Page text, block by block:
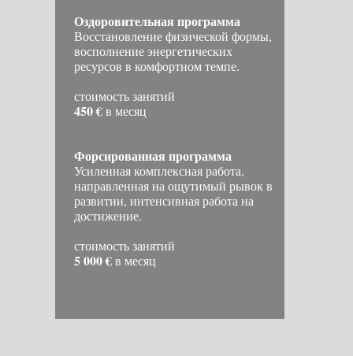
Оздоровительная программа
Восстановление физической формы,
восполнение энергетических
ресурсов в комфортном темпе.
стоимость занятий
450 €в месяц
Форсированная программа
Усиленная комплексная работа,
направленная на ощутимый рывок в
развитии, интенсивная работа на
достижение.
стоимость занятий
5 000 €в месяц